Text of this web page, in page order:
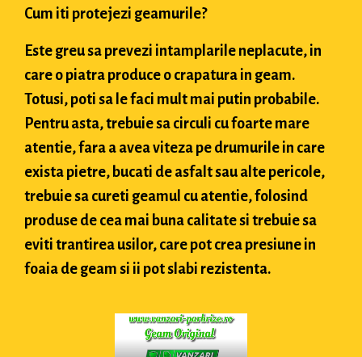
Cum iti protejezi geamurile?
Este greu sa prevezi intamplarile neplacute, in
care o piatra produce o crapatura in geam.
Totusi, poti sa le faci mult mai putin probabile.
Pentru asta, trebuie sa circuli cu foarte mare
atentie, fara a avea viteza pe drumurile in care
exista pietre, bucati de asfalt sau alte pericole,
trebuie sa cureti geamul cu atentie, folosind
produse de cea mai buna calitate si trebuie sa
eviti trantirea usilor, care pot crea presiune in
foaia de geam si ii pot slabi rezistenta.